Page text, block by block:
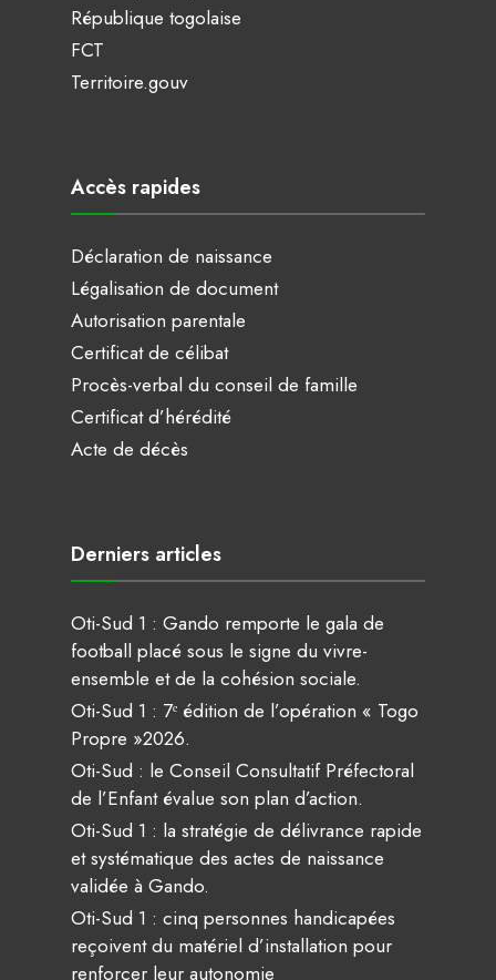
République togolaise
FCT
Territoire.gouv
Accès rapides
Déclaration de naissance
Légalisation de document
Autorisation parentale
Certificat de célibat
Procès-verbal du conseil de famille
Certificat d’hérédité
Acte de décès
Derniers articles
Oti-Sud 1 : Gando remporte le gala de
football placé sous le signe du vivre-
ensemble et de la cohésion sociale.
Oti-Sud 1 : 7ᵉ édition de l’opération « Togo
Propre »2026.
Oti-Sud : le Conseil Consultatif Préfectoral
de l’Enfant évalue son plan d’action.
Oti-Sud 1 : la stratégie de délivrance rapide
et systématique des actes de naissance
validée à Gando.
Oti-Sud 1 : cinq personnes handicapées
reçoivent du matériel d’installation pour
renforcer leur autonomie